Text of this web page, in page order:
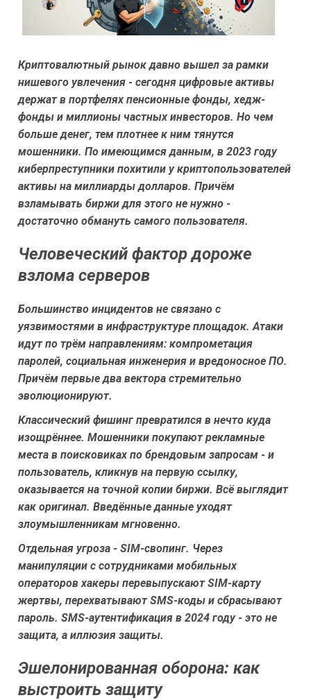
Криптовалютный рынок давно вышел за рамки
нишевого увлечения - сегодня цифровые активы
держат в портфелях пенсионные фонды, хедж-
фонды и миллионы частных инвесторов. Но чем
больше денег, тем плотнее к ним тянутся
мошенники. По имеющимся данным, в 2023 году
киберпреступники похитили у криптопользователей
активы на миллиарды долларов. Причём
взламывать биржи для этого не нужно -
достаточно обмануть самого пользователя.
Человеческий фактор дороже
взлома серверов
Большинство инцидентов не связано с
уязвимостями в инфраструктуре площадок. Атаки
идут по трём направлениям: компрометация
паролей, социальная инженерия и вредоносное ПО.
Причём первые два вектора стремительно
эволюционируют.
Классический фишинг превратился в нечто куда
изощрённее. Мошенники покупают рекламные
места в поисковиках по брендовым запросам - и
пользователь, кликнув на первую ссылку,
оказывается на точной копии биржи. Всё выглядит
как оригинал. Введённые данные уходят
злоумышленникам мгновенно.
Отдельная угроза - SIM-свопинг. Через
манипуляции с сотрудниками мобильных
операторов хакеры перевыпускают SIM-карту
жертвы, перехватывают SMS-коды и сбрасывают
пароль. SMS-аутентификация в 2024 году - это не
защита, а иллюзия защиты.
Эшелонированная оборона: как
выстроить защиту